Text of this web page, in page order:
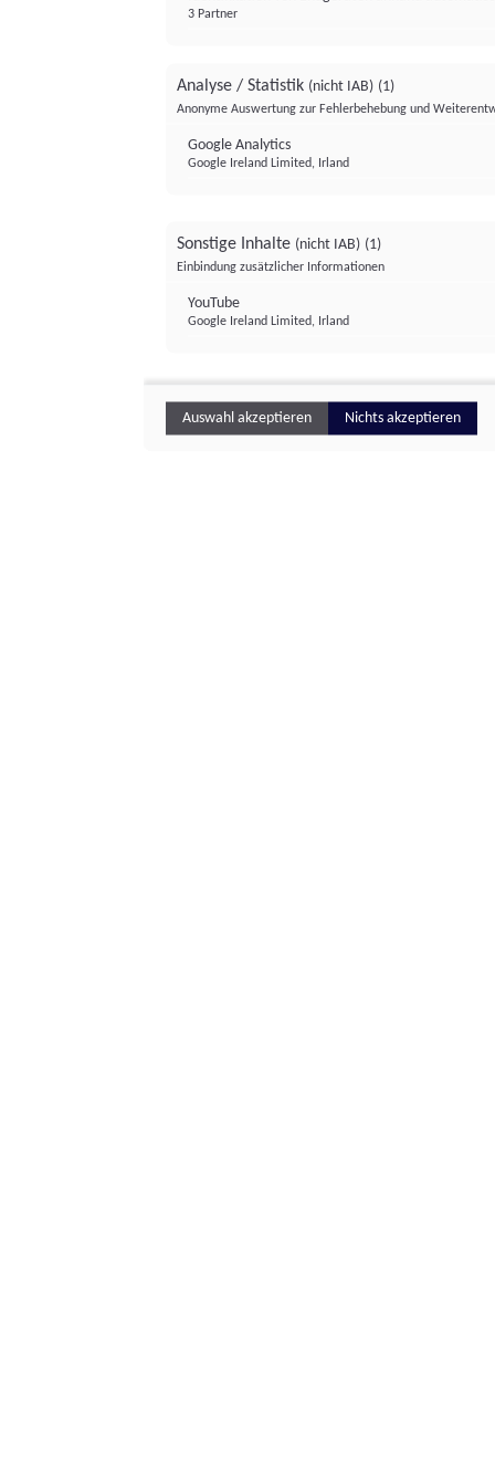
3 Partner
Analyse / Statistik (nicht IAB) (1)
Anonyme Auswertung zur Fehlerbehebung und
Google Analytics
Google Ireland Limited, Irland
Sonstige Inhalte (nicht IAB) (1)
Einbindung zusätzlicher Informationen
YouTube
Google Ireland Limited, Irland
Auswahl akzeptieren Nichts akzeptieren